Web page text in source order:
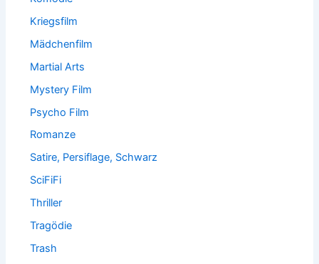
Kriegsfilm
Mädchenfilm
Martial Arts
Mystery Film
Psycho Film
Romanze
Satire, Persiflage, Schwarz
SciFiFi
Thriller
Tragödie
Trash